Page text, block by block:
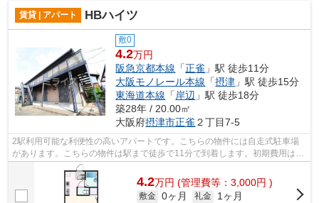
賃貸 | アパート HBハイツ
敷0
4.2万円
阪急京都本線 「正雀 」駅 徒歩11分
大阪モノレール本線 「摂津 」駅 徒歩15分
東海道本線 「 岸辺 」駅 徒歩18分
築28年 / 20.00㎡
大阪府摂津市正雀 ２丁目7-5
2駅利用可能な利便性の高いアパートです。こちらの物件には自走式駐車場
があります。こちらの物件は駅まで徒歩で11分で到着します。初期費用はカ
ードで決済いただけます。摂津市にある...
4.2万円 (管理費等：3,000円 )
敷金 0ヶ月 礼金
1ヶ月